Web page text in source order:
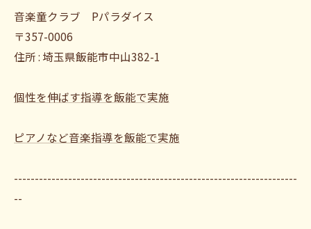
音楽童クラブ Pパラダイス
〒357-0006
住所 : 埼玉県飯能市中山382-1
個性を伸ばす指導を飯能で実施
ピアノなど音楽指導を飯能で実施
--------------------------------------------------------------------
--